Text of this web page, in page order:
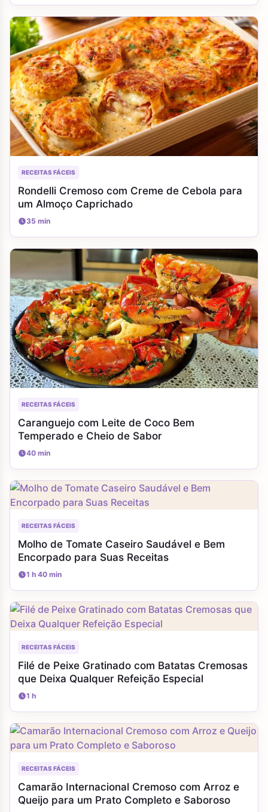
RECEITAS FÁCEIS
Rondelli Cremoso com Creme de Cebola para
um Almoço Caprichado
35 min
RECEITAS FÁCEIS
Caranguejo com Leite de Coco Bem
Temperado e Cheio de Sabor
40 min
RECEITAS FÁCEIS
Molho de Tomate Caseiro Saudável e Bem
Encorpado para Suas Receitas
1 h 40 min
RECEITAS FÁCEIS
Filé de Peixe Gratinado com Batatas Cremosas
que Deixa Qualquer Refeição Especial
1 h
RECEITAS FÁCEIS
Camarão Internacional Cremoso com Arroz e
Queijo para um Prato Completo e Saboroso